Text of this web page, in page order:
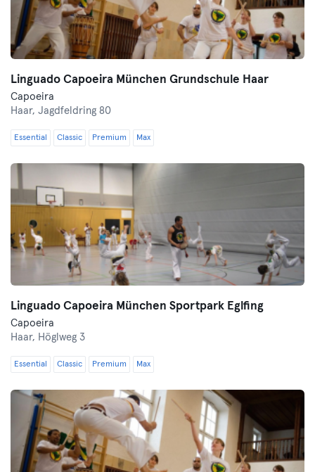
Linguado Capoeira München Grundschule Haar
Capoeira
Haar, Jagdfeldring 80
Essential Classic Premium Max
Linguado Capoeira München Sportpark Eglfing
Capoeira
Haar, Höglweg 3
Essential Classic Premium Max